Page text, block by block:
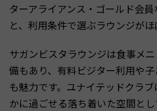
ターアライアンス・ゴールド会
と、利用条件で選ぶラウンジがほ
サガンビスタラウンジは食事メ
備もあり、有料ビジター利用や
も魅力です。ユナイテッドクラ
かに過ごせる落ち着いた空間と